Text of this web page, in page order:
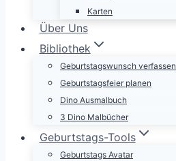
Karten
Über Uns
Bibliothek
Geburtstagswunsch verfassen
Geburtstagsfeier planen
Dino Ausmalbuch
3 Dino Malbücher
Geburtstags-Tools
Geburtstags Avatar